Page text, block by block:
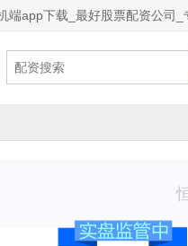
端app下载_最好股票配资公司_